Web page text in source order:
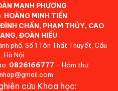
MẠNH PHƯƠNG
HOÀNG MINH TIẾN
CHẤN, PHẠM THỦY, CAO
ĐOÀN HIẾU
phố, Số 1 Tôn Thất Thuyết, Cầu
Hà Nội.
0826166777 - Hòm thư:
cứu Khoa học: